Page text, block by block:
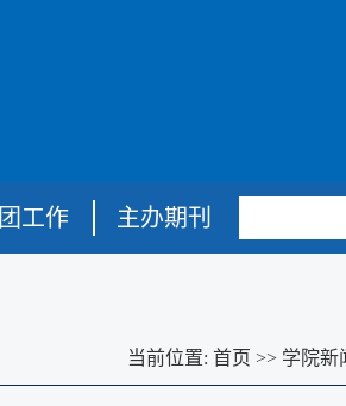
工作 主办期刊
当前位置: 首页 >> 学院新